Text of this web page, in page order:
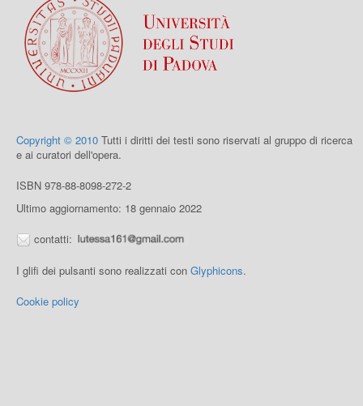
Copyright © 2010 Tutti i diritti dei testi sono riservati al gruppo di ricerca
e ai curatori dell'opera.
ISBN 978-88-8098-272-2
Ultimo aggiornamento: 18 gennaio 2022
contatti:
I glifi dei pulsanti sono realizzati con Glyphicons.
Cookie policy